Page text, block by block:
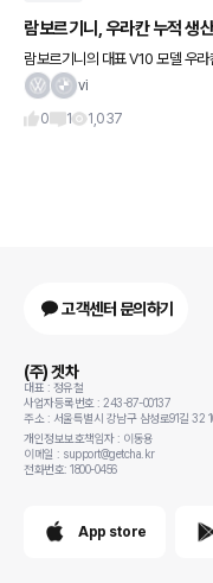
람보르기니, 우라칸 누적 생
람보르기니의 대표 V10 모델 우
다. 2만 번째로 제작된 모델은 레이싱 DNA를 지닌 우라칸 STO로
vi
0
1 1,037
고객센터 문의하기
(주) 겟차
대표 : 정유철
사업자등록번호 : 243-87-00137
주소 : 서울특별시 강남구 삼성로91길 32
개인정보보호책임자 : 이동용
이메일 : support@getcha.kr
전화번호: 1800-0456
App store